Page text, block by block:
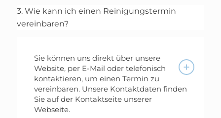
3. Wie kann ich einen Reinigungstermin
vereinbaren?
Sie können uns direkt über unsere
Website, per E-Mail oder telefonisch
kontaktieren, um einen Termin zu
vereinbaren. Unsere Kontaktdaten finden
Sie auf der Kontaktseite unserer
Webseite.